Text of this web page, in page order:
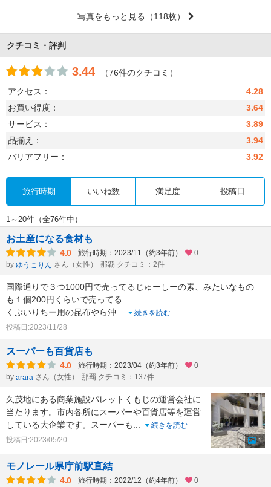
写真をもっと見る （118枚）
クチコミ・評判
3.44
（76件のクチコミ）
アクセス：
4.28
お買い得度：
3.64
サービス：
3.89
品揃え：
3.94
バリアフリー：
3.92
旅行時期 いいね数 満足度 投稿日
1～20件（全76件中）
お土産になる食材も
4.0 旅行時期：2023/11（約3年前）
0
by ゆうこりん さん（女性） 那覇 クチコミ：2件
国際通りで３つ1000円で売ってるじゅーしーの素、みたいなもの
も１個200円くらいで売ってる
くぶいりちー用の昆布やら沖
続きを読む
投稿日:2023/11/28
スーパーも百貨店も
4.0 旅行時期：2023/04（約3年前）
0
by arara さん（女性） 那覇 クチコミ：137件
久茂地にある商業施設パレットくもじの運営会社に
当たります。市内各所にスーパーや百貨店等を運営
している大企業です。スーパーも
続きを読む
投稿日:2023/05/20
1
モノレール県庁前駅直結
4.0 旅行時期：2022/12（約4年前）
0